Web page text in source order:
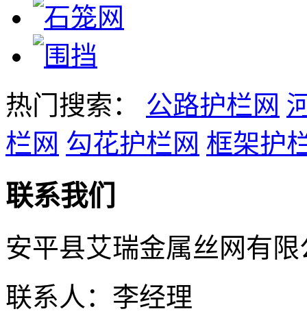
热门搜索： 公路护栏网
栏网 勾花护栏网 框架护
联系我们
安平县艾瑞金属丝网有限
联系人：李经理